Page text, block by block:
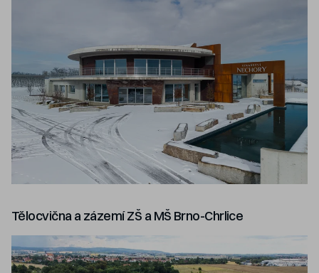
Tělocvična a zázemí ZŠ a MŠ Brno-Chrlice